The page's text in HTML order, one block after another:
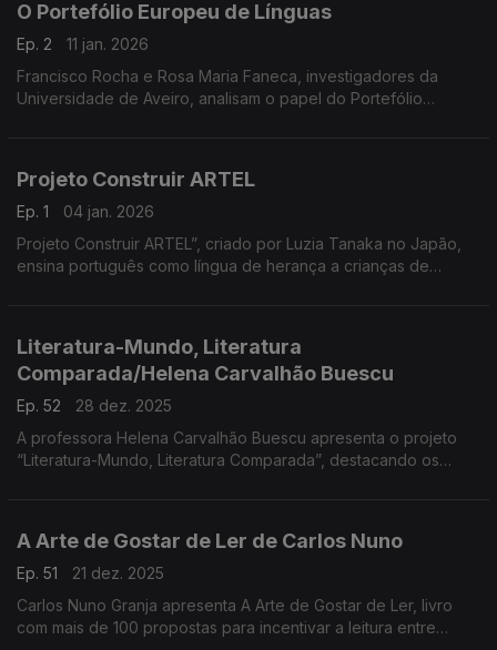
O Portefólio Europeu de Línguas
Ep. 2
11 jan. 2026
Francisco Rocha e Rosa Maria Faneca, investigadores da
Universidade de Aveiro, analisam o papel do Portefólio
Projeto Construir ARTEL
Ep. 1
04 jan. 2026
Projeto Construir ARTEL”, criado por Luzia Tanaka no Japão,
ensina português como língua de herança a crianças de
Literatura-Mundo, Literatura
Comparada/Helena Carvalhão Buescu
Ep. 52
28 dez. 2025
A professora Helena Carvalhão Buescu apresenta o projeto
“Literatura-Mundo, Literatura Comparada”, destacando os
A Arte de Gostar de Ler de Carlos Nuno
Ep. 51
21 dez. 2025
Carlos Nuno Granja apresenta A Arte de Gostar de Ler, livro
com mais de 100 propostas para incentivar a leitura entre